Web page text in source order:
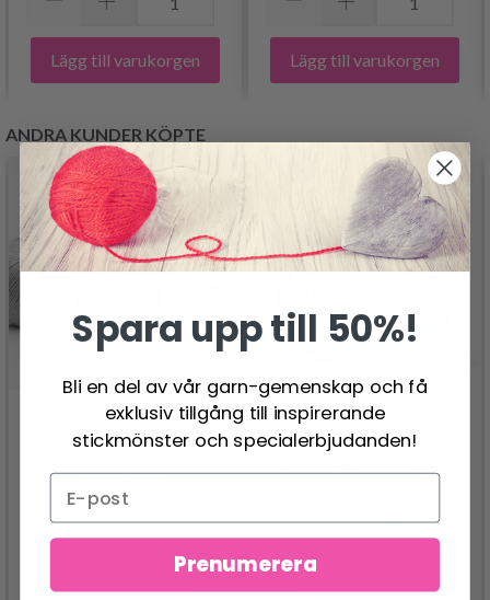
Lägg till varukorgen Lägg till varukorgen
ANDRA KUNDER KÖPTE
KREMKE SOUL WOOL
MORNING
SALUTATION
56.95 SEK
LINDEHOBBY SOFT
209.00 SEK
Spara upp till 50%!
Bli en del av vår garn-gemenskap och få
exklusiv tillgång till inspirerande
stickmönster och specialerbjudanden!
Prenumerera